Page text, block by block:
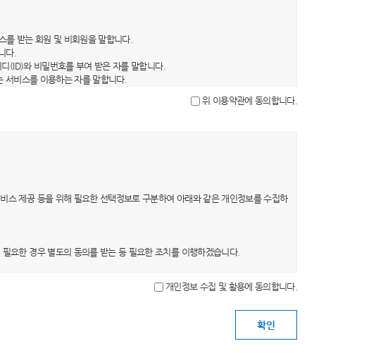
를 받는 회원 및 비회원을 말합니다.
다.
(ID)와 비밀번호를 부여 받은 자를 말합니다.
비스를 이용하는 자를 말합니다.
위하여 선정한 문자, 숫자 및 특수문자의 조합을 말합니다.
시합니다. 다만, 약관의 내용은 이용자가 연결화면을 통하여 볼 수 있도록 할
우에는 최소한 30일 이상의 사전 유예기간을 두고 공지합니다. 이 경우 당 사
니다.
적으로 거부의 의사표시를 하지 않는 경우 회원이 개정약관에 동의한 것으로
지 않은 경우에는 개정약관에 동의한 것으로 봅니다. 회원이 개정약관에 동의
위 이용약관에 동의합니다.
스 제공 등을 위해 필요한 선택정보로 구분하여 아래와 같은 개인정보를 수집하
요한 경우 별도의 동의를 받는 등 필요한 조치를 이행하겠습니다.
만 이용하며, 이용목적이 변경될 경우 별도의 동의를 받는 등 필요한 조치를 이
개인정보 수집 및 활용에 동의합니다.